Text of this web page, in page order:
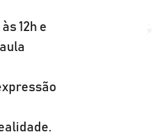
12h e